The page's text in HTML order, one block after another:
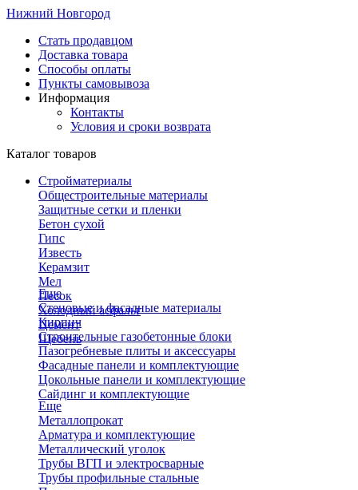
Нижний Новгород
Стать продавцом
Доставка товара
Способы оплаты
Пункты самовывоза
Информация
Контакты
Условия и сроки возврата
Каталог товаров
Стройматериалы
Общестроительные материалы
Защитные сетки и пленки
Бетон сухой
Гипс
Известь
Керамзит
Мел
Песок
Холодный асфальт
Цемент
Щебень
Еще
Стеновые и фасадные материалы
Кирпич
Строительные газобетонные блоки
Пазогребневые плиты и аксессуары
Фасадные панели и комплектующие
Цокольные панели и комплектующие
Сайдинг и комплектующие
Еще
Металлопрокат
Арматура и комплектующие
Металлический уголок
Трубы ВГП и электросварные
Трубы профильные стальные